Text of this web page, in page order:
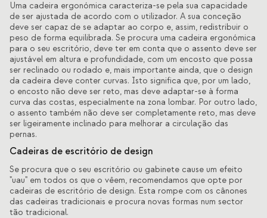
Uma cadeira ergonómica caracteriza-se pela sua capacidade
de ser ajustada de acordo com o utilizador. A sua conceção
deve ser capaz de se adaptar ao corpo e, assim, redistribuir o
peso de forma equilibrada. Se procura uma cadeira ergonómica
para o seu escritório, deve ter em conta que o assento deve ser
ajustável em altura e profundidade, com um encosto que possa
ser reclinado ou rodado e, mais importante ainda, que o design
da cadeira deve conter curvas. Isto significa que, por um lado,
o encosto não deve ser reto, mas deve adaptar-se à forma
curva das costas, especialmente na zona lombar. Por outro lado,
o assento também não deve ser completamente reto, mas deve
ser ligeiramente inclinado para melhorar a circulação das
pernas.
Cadeiras de escritório de design
Se procura que o seu escritório ou gabinete cause um efeito
"uau" em todos os que o vêem, recomendamos que opte por
cadeiras de escritório de design. Esta rompe com os cânones
das cadeiras tradicionais e procura novas formas num sector
tão tradicional.